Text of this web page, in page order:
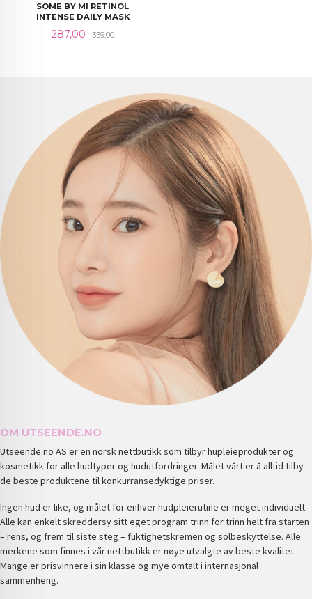
SOME BY MI RETINOL
INTENSE DAILY MASK
Tilbud
287,00 359,00Rabatt
OM UTSEENDE.NO
Utseende.no AS er en norsk nettbutikk som tilbyr hupleieprodukter og
kosmetikk for alle hudtyper og hudutfordringer. Målet vårt er å alltid tilby
de beste produktene til konkurransedyktige priser.
Ingen hud er like, og målet for enhver hudpleierutine er meget individuelt.
Alle kan enkelt skreddersy sitt eget program trinn for trinn helt fra starten
– rens, og frem til siste steg – fuktighetskremen og solbeskyttelse. Alle
merkene som finnes i vår nettbutikk er nøye utvalgte av beste kvalitet.
Mange er prisvinnere i sin klasse og mye omtalt i internasjonal
sammenheng.